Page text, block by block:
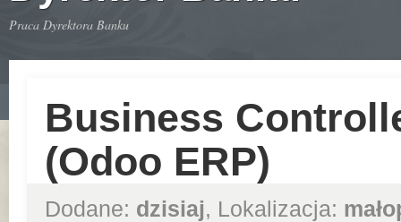
Praca Dyrektora Banku
Business
(Odoo ERP)
Dodane: dzisiaj, Lokalizacja: